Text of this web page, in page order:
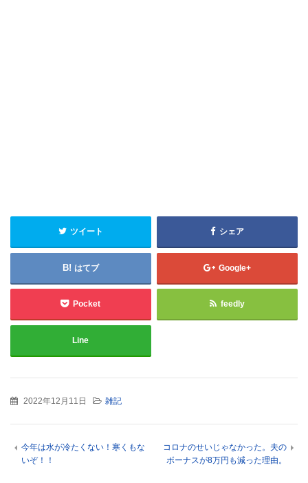
ツイート シェア
はてブ Google+
Pocket feedly
Line
2022年12月11日 雑記
今年は水が冷たくない！寒くもな
いぞ！！
コロナのせいじゃなかった。夫の
ボーナスが8万円も減った理由。